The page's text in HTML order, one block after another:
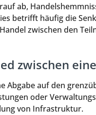
ab,
betrifft häufig die
zwischen den
zwischen
Abgabe auf den
oder
von Infrastruktur.